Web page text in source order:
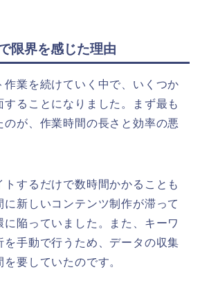
限界を感じた理由
作業を続けていく中で、いくつか
ることになりました。まず最も
のが、作業時間の長さと効率の悪
するだけで数時間かかることも
新しいコンテンツ制作が滞って
に陥っていました。また、キーワ
を手動で行うため、データの収集
要していたのです。